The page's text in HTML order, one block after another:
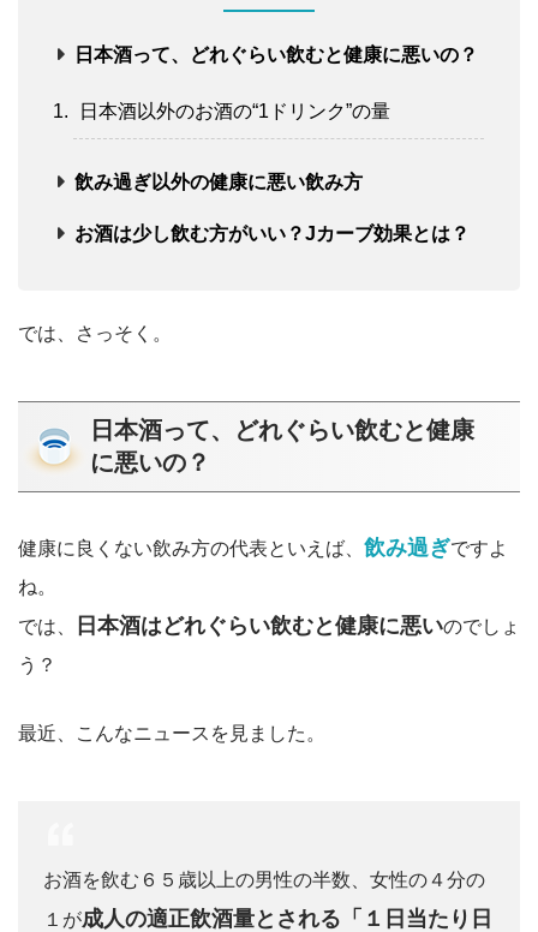
日本酒って、どれぐらい飲むと健康に悪いの？
日本酒以外のお酒の“1ドリンク”の量
飲み過ぎ以外の健康に悪い飲み方
お酒は少し飲む方がいい？Jカーブ効果とは？
では、さっそく。
日本酒って、どれぐらい飲むと健康
に悪いの？
健康に良くない飲み方の代表といえば、 飲み過ぎですよ
ね。
では、
日本酒はどれぐらい飲むと健康に悪いのでしょ
う？
最近、こんなニュースを見ました。
お酒を飲む６５歳以上の男性の半数、女性の４分の
１が成人の適正飲酒量とされる「１日当たり日